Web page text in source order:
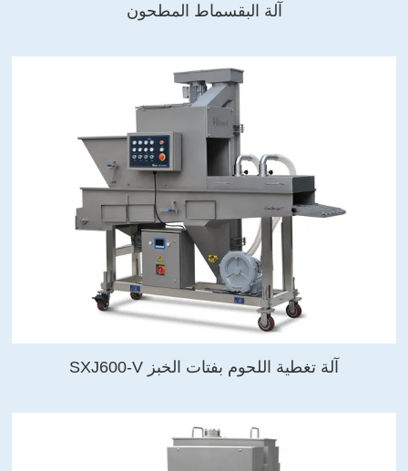
آلة البقسماط المطحون
آلة تغطية اللحوم بفتات الخبز SXJ600-V